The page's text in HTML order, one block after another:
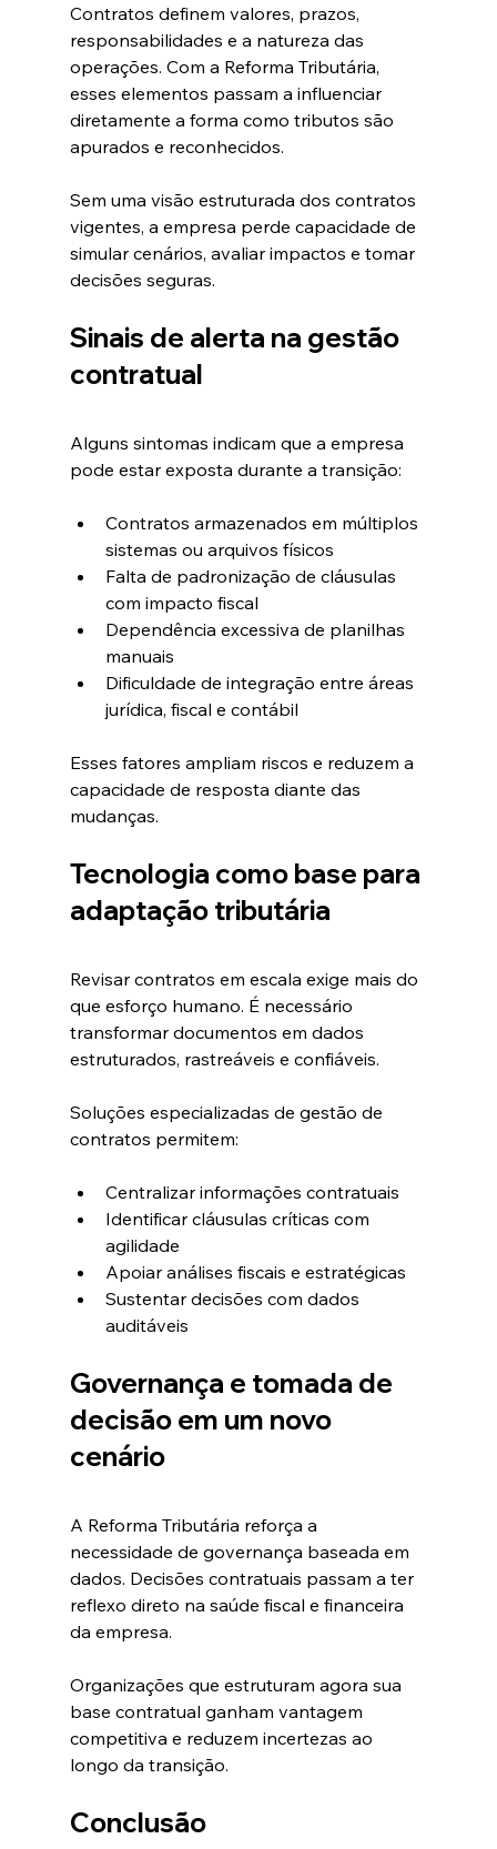
Contratos definem valores, prazos,
responsabilidades e a natureza das
operações. Com a Reforma Tributária,
esses elementos passam a influenciar
diretamente a forma como tributos são
apurados e reconhecidos.
Sem uma visão estruturada dos contratos
vigentes, a empresa perde capacidade de
simular cenários, avaliar impactos e tomar
decisões seguras.
Sinais de alerta na gestão
contratual
Alguns sintomas indicam que a empresa
pode estar exposta durante a transição:
Contratos armazenados em múltiplos
sistemas ou arquivos físicos
Falta de padronização de cláusulas
com impacto fiscal
Dependência excessiva de planilhas
manuais
Dificuldade de integração entre áreas
jurídica, fiscal e contábil
Esses fatores ampliam riscos e reduzem a
capacidade de resposta diante das
mudanças.
Tecnologia como base para
adaptação tributária
Revisar contratos em escala exige mais do
que esforço humano. É necessário
transformar documentos em dados
estruturados, rastreáveis e confiáveis.
Soluções especializadas de gestão de
contratos permitem:
Centralizar informações contratuais
Identificar cláusulas críticas com
agilidade
Apoiar análises fiscais e estratégicas
Sustentar decisões com dados
auditáveis
Governança e tomada de
decisão em um novo
cenário
A Reforma Tributária reforça a
necessidade de governança baseada em
dados. Decisões contratuais passam a ter
reflexo direto na saúde fiscal e financeira
da empresa.
Organizações que estruturam agora sua
base contratual ganham vantagem
competitiva e reduzem incertezas ao
longo da transição.
Conclusão